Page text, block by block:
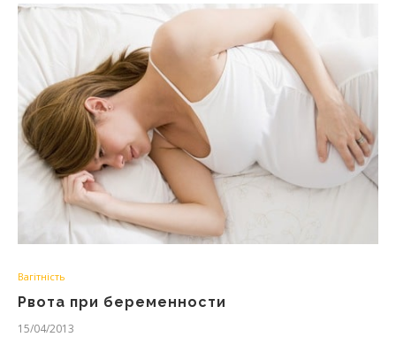
Вагітність
Рвота при беременности
15/04/2013